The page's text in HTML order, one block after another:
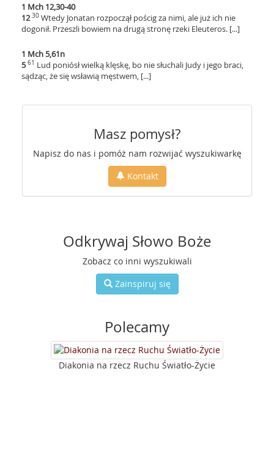
1 Mch 12,30-40
12 30 Wtedy Jonatan rozpoczął pościg za nimi, ale już ich nie
dogonił. Przeszli bowiem na drugą stronę rzeki Eleuteros. [...]
1 Mch 5,61n
5 61 Lud poniósł wielką klęskę, bo nie słuchali Judy i jego braci,
sądząc, że się wsławią męstwem, [...]
Masz pomysł?
Napisz do nas i pomóż nam rozwijać wyszukiwarkę
Kontakt
Odkrywaj Słowo Boże
Zobacz co inni wyszukiwali
Zainspiruj się
Polecamy
Diakonia na rzecz Ruchu Światło-Życie